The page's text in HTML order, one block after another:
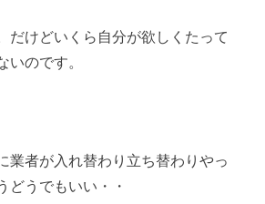
だけどいくら自分が欲しくたって
のです。
業者が入れ替わり立ち替わりやっ
どうでもいい・・